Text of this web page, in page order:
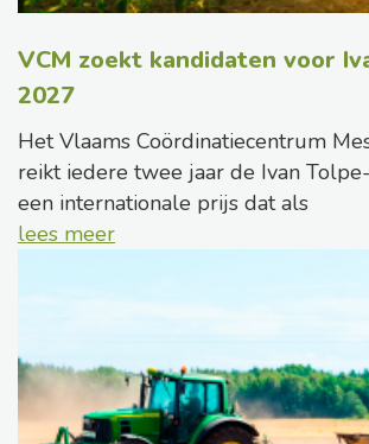
VCM zoekt kandidaten voor
2027
Het Vlaams Coördinatiecentrum
reikt iedere twee jaar de Ivan
een internationale prijs dat als
lees meer